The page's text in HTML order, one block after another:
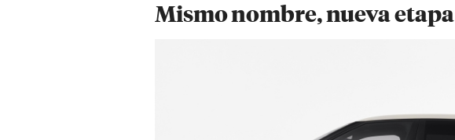
Mismo nombre, nueva etapa